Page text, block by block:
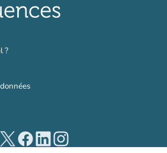
?(nouvel onglet)
(nouvel onglet)
(nouvel onglet)
(nouvel onglet)